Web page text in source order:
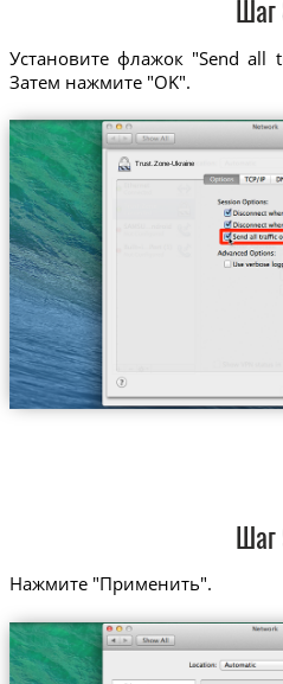
Шаг
Установите флажок "Send all
Затем нажмите "OK".
Trust.Zone-Ukraine
Шаг
Нажмите "Применить".